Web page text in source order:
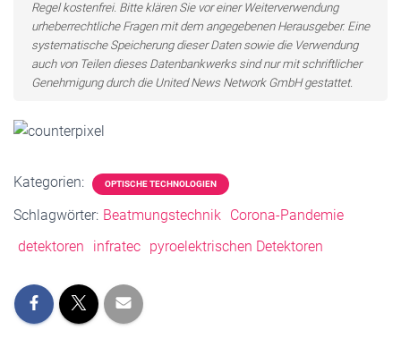
Regel kostenfrei. Bitte klären Sie vor einer Weiterverwendung
urheberrechtliche Fragen mit dem angegebenen Herausgeber. Eine
systematische Speicherung dieser Daten sowie die Verwendung
auch von Teilen dieses Datenbankwerks sind nur mit schriftlicher
Genehmigung durch die United News Network GmbH gestattet.
Kategorien: OPTISCHE TECHNOLOGIEN
Schlagwörter: Beatmungstechnik Corona-Pandemie
detektoren
infratec pyroelektrischen Detektoren